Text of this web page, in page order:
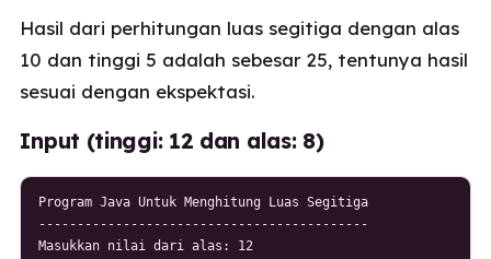
Hasil dari perhitungan luas segitiga dengan alas
10 dan tinggi 5 adalah sebesar 25, tentunya hasil
sesuai dengan ekspektasi.
Input (tinggi: 12 dan alas: 8)
Program Java Untuk Menghitung Luas Segitiga
-------------------------------------------
Masukkan nilai dari alas: 12